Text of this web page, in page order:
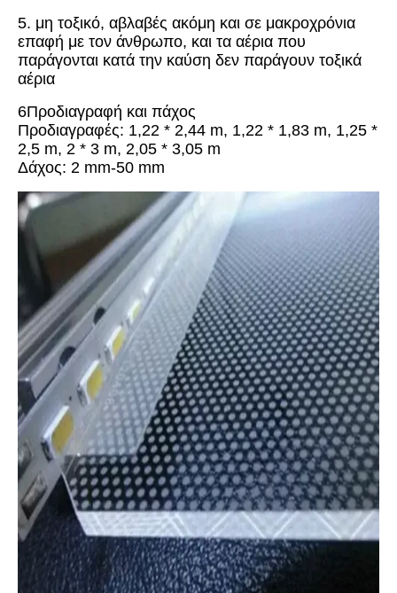
5. μη τοξικό, αβλαβές ακόμη και σε μακροχρόνια
επαφή με τον άνθρωπο, και τα αέρια που
παράγονται κατά την καύση δεν παράγουν τοξικά
αέρια
6Προδιαγραφή και πάχος
Προδιαγραφές: 1,22 * 2,44 m, 1,22 * 1,83 m, 1,25 *
2,5 m, 2 * 3 m, 2,05 * 3,05 m
Δάχος: 2 mm-50 mm